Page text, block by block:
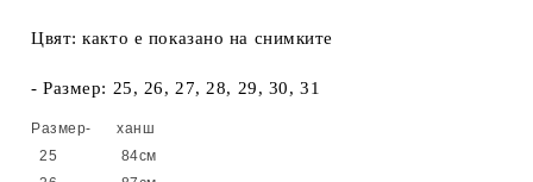
Цвят: както е показано на снимките
- Размер: 25, 26, 27, 28, 29, 30, 31
Размер- ханш
25 84см